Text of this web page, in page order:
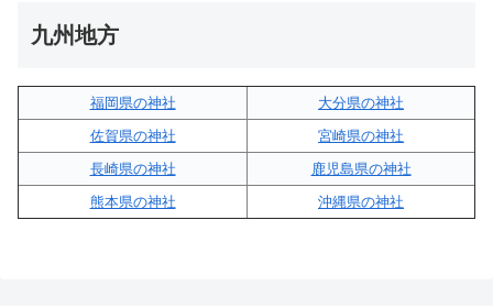
九州地方
福岡県の神社
大分県の神社
佐賀県の神社
宮崎県の神社
長崎県の神社
鹿児島県の神社
熊本県の神社
沖縄県の神社